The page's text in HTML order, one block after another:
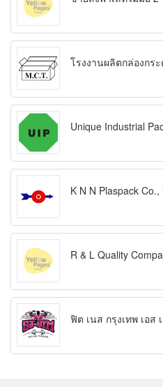
โรงงานผลิตกล่องกร
Unique Industrial
K N N Plaspack Co.,
R & L Quality
ฟิต เนส กรุงเทพ เอส